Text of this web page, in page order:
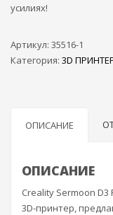
усилиях!
Артикул: 35516-1
Категория: 3D
ОПИСАНИЕ
ОПИСАНИЕ
Creality Sermoon
3D-принтер,